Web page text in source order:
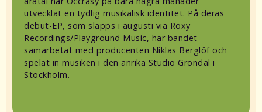
utvecklat en tydlig musikalisk identitet. På deras
debut-EP, som släpps i augusti via Roxy
Recordings/Playground Music, har bandet
samarbetat med producenten Niklas Berglöf och
spelat in musiken i den anrika Studio Gröndal i
Stockholm.